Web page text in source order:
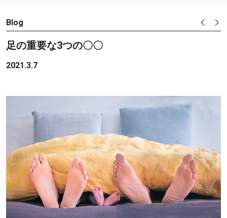
Blog
足の重要な3つの〇〇
2021.3.7